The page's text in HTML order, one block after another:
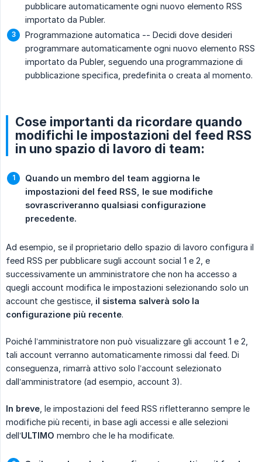
pubblicare automaticamente ogni nuovo elemento RSS
importato da Publer.
Programmazione automatica -- Decidi dove desideri
programmare automaticamente ogni nuovo elemento RSS
importato da Publer, seguendo una programmazione di
pubblicazione specifica, predefinita o creata al momento.
Cose importanti da ricordare quando
modifichi le impostazioni del feed RSS
in uno spazio di lavoro di team:
Quando un membro del team aggiorna le
impostazioni del feed RSS, le sue modifiche
sovrascriveranno qualsiasi configurazione
precedente.
Ad esempio, se il proprietario dello spazio di lavoro configura il
feed RSS per pubblicare sugli account social 1 e 2, e
successivamente un amministratore che non ha accesso a
quegli account modifica le impostazioni selezionando solo un
account che gestisce, il sistema salverà solo la
configurazione più recente.
Poiché l’amministratore non può visualizzare gli account 1 e 2,
tali account verranno automaticamente rimossi dal feed. Di
conseguenza, rimarrà attivo solo l’account selezionato
dall’amministratore (ad esempio, account 3).
In breve , le impostazioni del feed RSS rifletteranno sempre le
modifiche più recenti, in base agli accessi e alle selezioni
dell’ULTIMO membro che le ha modificate.